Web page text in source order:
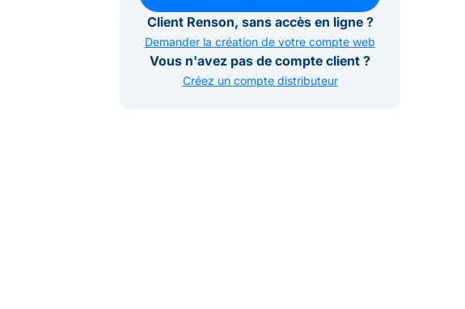
Client Renson, sans accès en ligne ?
Demander la création de votre compte web
Vous n'avez pas de compte client ?
Créez un compte distributeur